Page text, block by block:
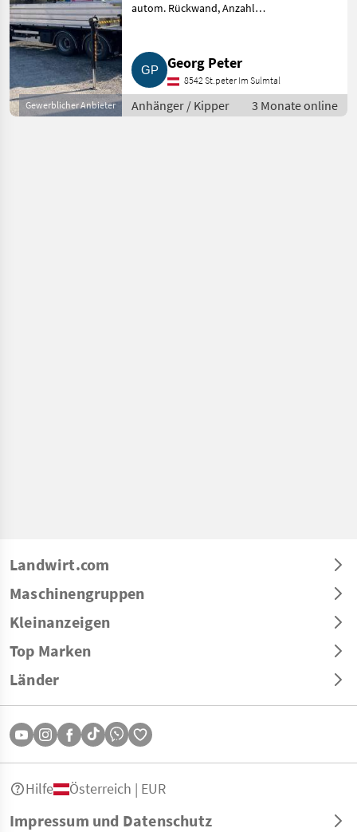
Gewerblicher Anbieter
autom. Rückwand, Anzahl
Typenschein, Hydraulischer
Stützfuß, Bremse:
Druckluftbremse, Au
Georg Peter
8542 St.peter Im Sulmtal
Anhänger / Kipper 3 Monate online
Landwirt.com
Maschinengruppen
Kleinanzeigen
Top Marken
Länder
Impressum und Datenschutz
Hilfe Österreich | EUR